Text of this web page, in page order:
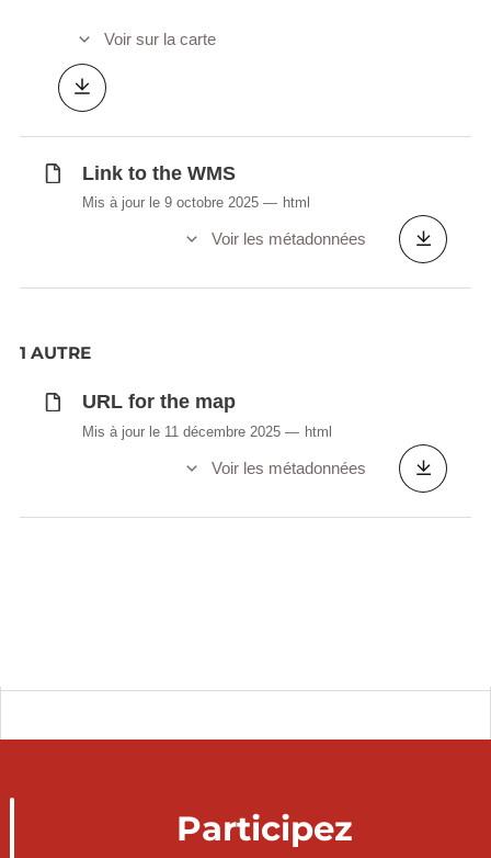
Voir sur la carte
Link to the WMS
Mis à jour le 9 octobre 2025 html
Voir les métadonnées
1 AUTRE
URL for the map
Mis à jour le 11 décembre 2025 html
Voir les métadonnées
Participez